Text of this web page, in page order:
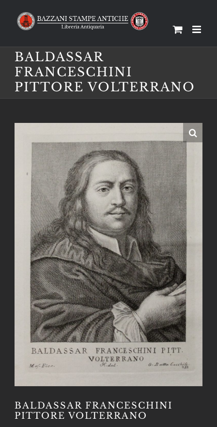
BALDASSAR
FRANCESCHINI
PITTORE VOLTERRANO
BALDASSAR FRANCESCHINI
PITTORE VOLTERRANO